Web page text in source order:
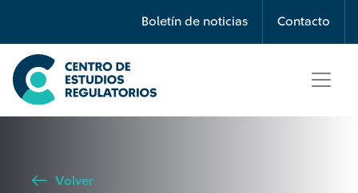
Boletín de noticias Contacto
Búsqueda
Seleccione país
Volver